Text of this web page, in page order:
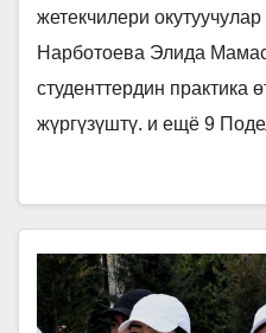
жетекчилери
Нарботоева Элида
студенттердин практика
жүргүзүштү. и ещё 9